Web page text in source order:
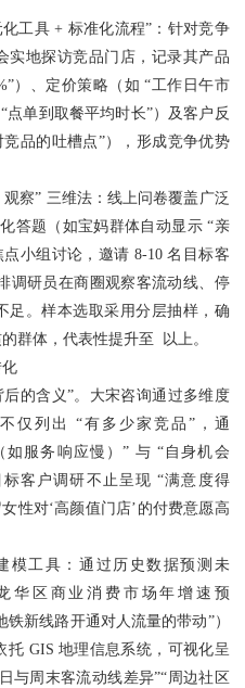
工具 + 标准化流程”：针对竞争
实地探访竞品门店，记录其产品
）、定价策略（如 “工作日午市
单到取餐平均时长”）及客户反
品的吐槽点”），形成竞争优势
察” 三维法：线上问卷覆盖广泛
答题（如宝妈群体自动显示 “亲
小组讨论，邀请 8-10 名目标客
调研员在商圈观察客流动线、停
足。样本选取采用分层抽样，确
群体，代表性提升至 以上。
的含义”。大宋咨询通过多维度
仅列出 “有多少家竞品”，通
服务响应慢）” 与 “自身机会
标客户调研不止呈现 “满意度得
性对‘高颜值门店’的付费意愿高
模工具：通过历史数据预测未
华区商业消费市场年增速预
新线路开通对人流量的带动”）
GIS 地理信息系统，可视化呈
与周末客流动线差异”“周边社区